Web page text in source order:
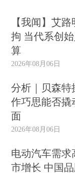
【我闻】艾
拘 当代系创
算
2026年08月06日
分析｜贝森特
作巧思能否撬
面
2026年08月06日
电动汽车需求
市增长 中国